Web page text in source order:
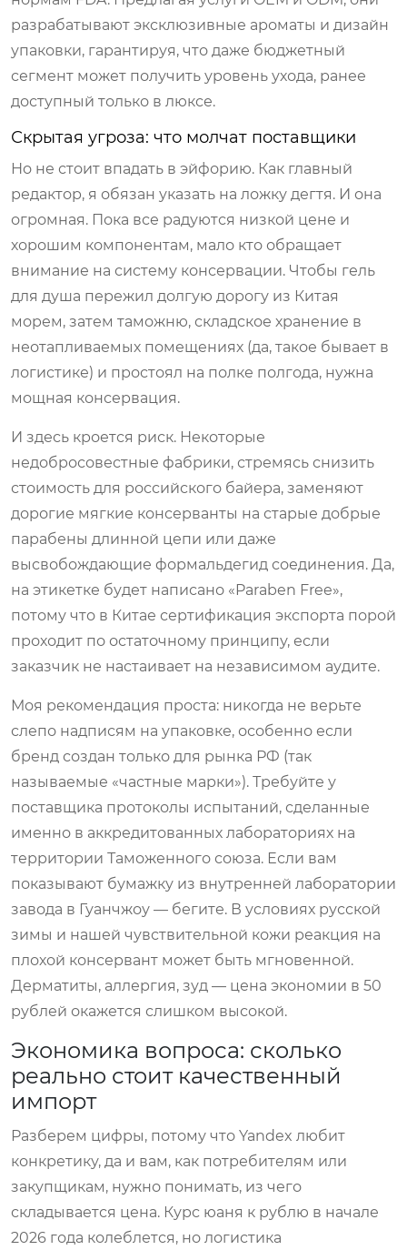
разрабатывают эксклюзивные ароматы и дизайн
упаковки, гарантируя, что даже бюджетный
сегмент может получить уровень ухода, ранее
доступный только в люксе.
Скрытая угроза: что молчат поставщики
Но не стоит впадать в эйфорию. Как главный
редактор, я обязан указать на ложку дегтя. И она
огромная. Пока все радуются низкой цене и
хорошим компонентам, мало кто обращает
внимание на систему консервации. Чтобы гель
для душа пережил долгую дорогу из Китая
морем, затем таможню, складское хранение в
неотапливаемых помещениях (да, такое бывает в
логистике) и простоял на полке полгода, нужна
мощная консервация.
И здесь кроется риск. Некоторые
недобросовестные фабрики, стремясь снизить
стоимость для российского байера, заменяют
дорогие мягкие консерванты на старые добрые
парабены длинной цепи или даже
высвобождающие формальдегид соединения. Да,
на этикетке будет написано «Paraben Free»,
потому что в Китае сертификация экспорта порой
проходит по остаточному принципу, если
заказчик не настаивает на независимом аудите.
Моя рекомендация проста: никогда не верьте
слепо надписям на упаковке, особенно если
бренд создан только для рынка РФ (так
называемые «частные марки»). Требуйте у
поставщика протоколы испытаний, сделанные
именно в аккредитованных лабораториях на
территории Таможенного союза. Если вам
показывают бумажку из внутренней лаборатории
завода в Гуанчжоу — бегите. В условиях русской
зимы и нашей чувствительной кожи реакция на
плохой консервант может быть мгновенной.
Дерматиты, аллергия, зуд — цена экономии в 50
рублей окажется слишком высокой.
Экономика вопроса: сколько
реально стоит качественный
импорт
Разберем цифры, потому что Yandex любит
конкретику, да и вам, как потребителям или
закупщикам, нужно понимать, из чего
складывается цена. Курс юаня к рублю в начале
2026 года колеблется, но логистика